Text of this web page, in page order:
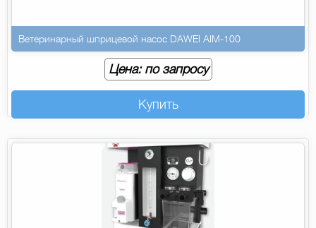
Ветеринарный шприцевой насос DAWEI AIM-100
Цена: по запросу
Купить